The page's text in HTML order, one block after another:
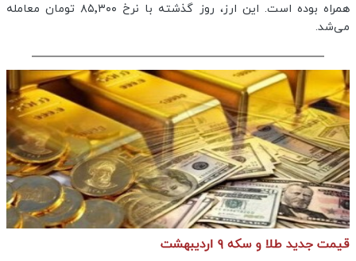
همراه بوده است. این ارز، روز گذشته با نرخ ۸۵٬۳۰۰ تومان معامله
می‌شد.
قیمت جدید طلا و سکه ۹ اردیبهشت